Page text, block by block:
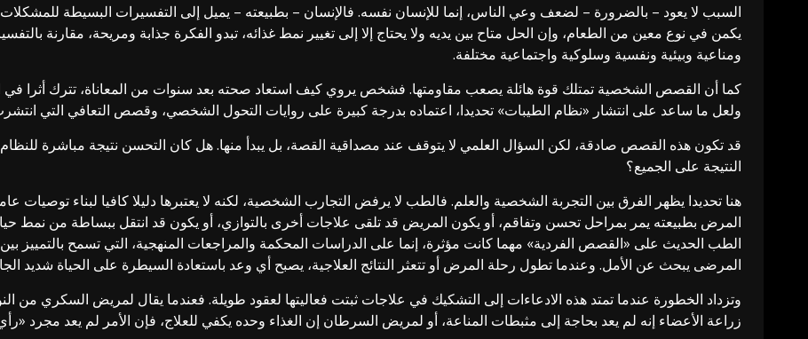
السبب لا يعود – بالضرورة – لضعف وعي الناس، إنما للإنسان نفسه. فالإنسان – بطبيعته – يميل إلى التفسيرات البسيطة
يكمن في نوع معين من الطعام، وإن الحل متاح بين يديه ولا يحتاج إلا إلى تغيير نمط غذائه، تبدو الفكرة جذابة ومريحة، مقارنة
ومناعية وبيئية ونفسية وسلوكية واجتماعية مختلفة.
كما أن القصص الشخصية تمتلك قوة هائلة يصعب مقاومتها. فشخص يروي كيف استعاد صحته بعد سنوات من المعاناة، تترك أثرا في
ولعل ما ساعد على انتشار «نظام الطيبات» تحديدا، اعتماده بدرجة كبيرة على روايات التحول الشخصي، وقصص التعافي التي
قد تكون هذه القصص صادقة، لكن السؤال العلمي لا يتوقف عند مصداقية القصة، بل يبدأ منها. هل كان التحسن نتيجة مباشرة
النتيجة على الجميع؟
هنا تحديدا يظهر الفرق بين التجربة الشخصية والعلم. فالطب لا يرفض التجارب الشخصية، لكنه لا يعتبرها دليلا كافيا لبناء
المرض بطبيعته يمر بمراحل تحسن وتفاقم، أو يكون المريض قد تلقى علاجات أخرى بالتوازي، أو يكون قد انتقل ببساطة من نمط حياة
الطب الحديث على «القصص الفردية» مهما كانت مؤثرة، إنما على الدراسات المحكمة والمراجعات المنهجية، التي تسمح بالتمييز بين
المرضى يبحث عن الأمل. وعندما تطول رحلة المرض أو تتعثر النتائج العلاجية، يصبح أي وعد باستعادة السيطرة على الحياة شديد
وتزداد الخطورة عندما تمتد هذه الادعاءات إلى التشكيك في علاجات ثبتت فعاليتها لعقود طويلة. فعندما يقال لمريض السكري من
زراعة الأعضاء إنه لم يعد بحاجة إلى مثبطات المناعة، أو لمريض السرطان إن الغذاء وحده يكفي للعلاج، فإن الأمر لم يعد مجرد